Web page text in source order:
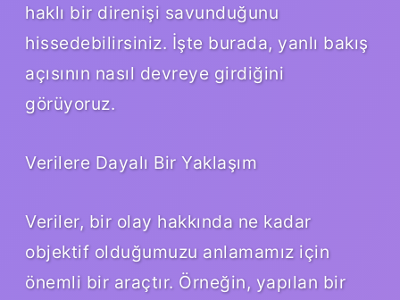
haklı bir direnişi savunduğunu
hissedebilirsiniz. İşte burada, yanlı bakış
açısının nasıl devreye girdiğini
görüyoruz.
Verilere Dayalı Bir Yaklaşım
Veriler, bir olay hakkında ne kadar
objektif olduğumuzu anlamamız için
önemli bir araçtır. Örneğin, yapılan bir